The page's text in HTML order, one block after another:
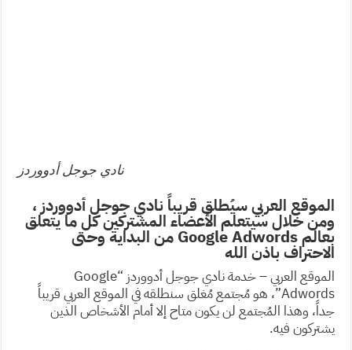
نادي جوجل أدووردز
الموقع العربي سيُطلق قريباً نادي جوجل أدووردز ،
ومن خلال سيتعلم الأعضاء المشتركين كل ما يتعلق
بعالم Google Adwords من البداية وحتى
الاحتراف باذن الله
الموقع العربي – خدمة نادي جوجل أدووردز “Google
Adwords”، هو مُجتمع مُغلق سنطلقه في الموقع العربي قريباً
جداً، وهذا المُجتمع لن يكون متاح إلا أمام الأشخاص الذين
يشتركون فيه.